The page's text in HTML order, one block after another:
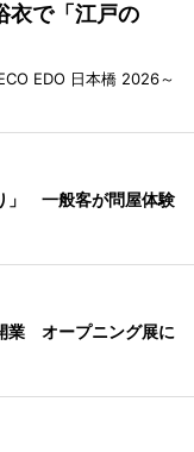
衣で「江戸の
EDO 日本橋 2026～
」 一般客が問屋体験
業 オープニング展に